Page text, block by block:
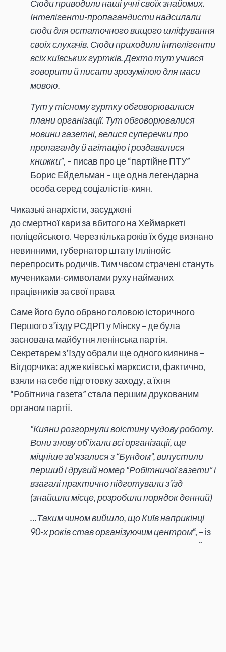
Сюди приводили наші учні своїх знайомих.
Інтелігенти-пропагандисти надсилали
сюди для остаточного вищого шліфування
своїх слухачів. Сюди приходили інтелігенти
всіх київських гуртків. Дехто тут учився
говорити й писати зрозумілою для маси
мовою.
Тут у тісному гуртку обговорювалися
плани організації. Тут обговорювалися
новини газетні, велися суперечки про
пропаганду й агітацію і роздавалися
книжки”, – писав про це “партійне ПТУ”
Борис Ейдельман – ще одна легендарна
особа серед соціалістів-киян.
Чиказькі анархісти, засуджені
до смертної кари за вбитого на Хеймаркеті
поліцейського. Через кілька років їх буде визнано
невинними, губернатор штату Іллінойс
перепросить родичів. Тим часом страчені стануть
мучениками-символами руху найманих
працівників за свої права
Саме його було обрано головою історичного
Першого з’їзду РСДРП у Мінску – де була
заснована майбутня ленінська партія.
Секретарем з’їзду обрали ще одного киянина –
Вігдорчика: адже київські марксисти, фактично,
взяли на себе підготовку заходу, а їхня
“Робітнича газета” стала першим друкованим
органом партії.
“Кияни розгорнули воістину чудову роботу.
Вони знову об’їхали всі організації, ще
міцніше зв’язалися з “Бундом”, випустили
перший і другий номер “Робітничої газети” і
взагалі практично підготували з’їзд
(знайшли місце, розробили порядок денний)
…Таким чином вийшло, що Київ наприкінці
90-х років став організуючим центром“, – із
щирим захопленням констатував перший